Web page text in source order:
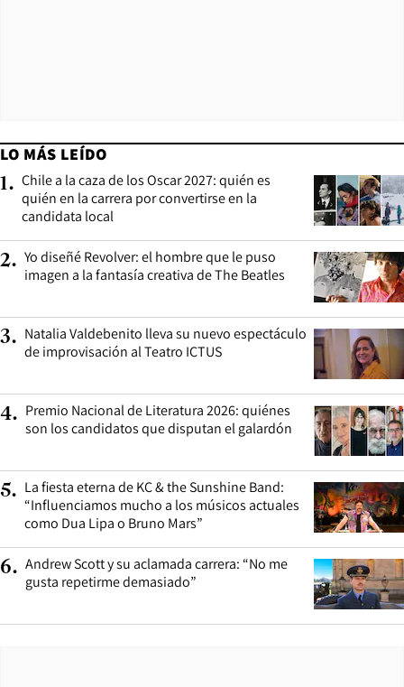
LO MÁS LEÍDO
1. Chile a la caza de los Oscar 2027: quién es
quién en la carrera por convertirse en la
candidata local
2. Yo diseñé Revolver: el hombre que le puso
imagen a la fantasía creativa de The Beatles
3. Natalia Valdebenito lleva su nuevo espectáculo
de improvisación al Teatro ICTUS
4. Premio Nacional de Literatura 2026: quiénes
son los candidatos que disputan el galardón
5. La fiesta eterna de KC & the Sunshine Band:
“Influenciamos mucho a los músicos actuales
como Dua Lipa o Bruno Mars”
6. Andrew Scott y su aclamada carrera: “No me
gusta repetirme demasiado”